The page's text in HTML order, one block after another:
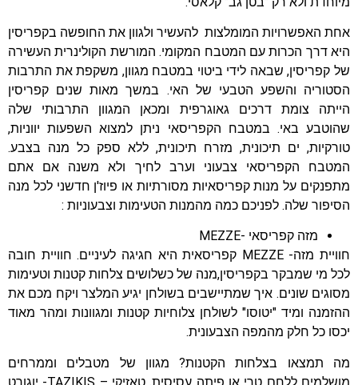
אחת האפשרויות המומלצות להעשיר ולגוון את החופשה בקפריסין
היא דרך הכרות עם המטבח המקומי. המורשת הקולינרית העשירה
של קפריסין, שבאה לידי ביטוי במטבח מגוון, משקפת את התרבות
הסטוריה והשפע הטבעי של האי. במשך מאות שנים קפריסין
הייתה צומת דרכים גאוגרפית ומכאן המגוון התרבותי שלה
שהוטבע באי. במטבח הקפריסאי ניתן למצוא השפעות יווניות,
טורקיות, ים תיכונית, מזרח תיכונית, ללא ספק כל מנה בצבע.
המטבח הקפריסאי צבעוני וערב לחיך ולא משנה אם אתם
מתפנקים על מנות קפריסאיות מסורתיות או פיוז'ן חדשני לכל מנה
הסיפור שלה. לפניכם כמה מהמנות הטעימות וצבעוניות :
מזה קפריסאי -MEZZE
חוויית מזה- MEZZE קפריסאית היא חגיגה לעיניים. חוויית חובה
לכל מי שמבקר בקפריסין,מנה של כשלושים צלחות קטנות וטעימות
מסוגים שונים. איך שמתיישבים בשולחן יגיע המלצר ויקח מכם את
ההזמנה ומיד "יטוסו" לשולחן צלוחיות קטנות ומגוונות ומהר מאוד
יכסו כל חלק מהמפה הצבעונית.
מה תמצאו בצלחות הקטנות? מגוון של מטבלים וממרחים